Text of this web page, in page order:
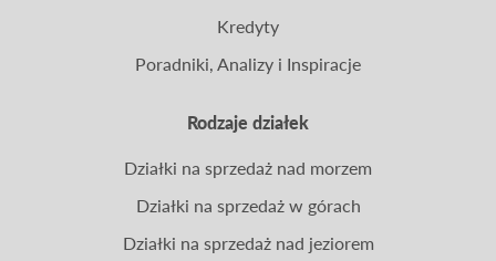
Rodzaje działek
Kredyty
Poradniki, Analizy i Inspiracje
Działki na sprzedaż nad morzem
Działki na sprzedaż w górach
Działki na sprzedaż nad jeziorem